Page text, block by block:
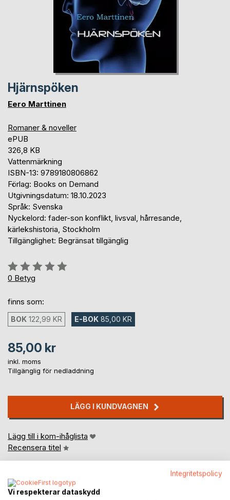
Hjärnspöken
Eero Marttinen
Romaner & noveller
ePUB
326,8 KB
Vattenmärkning
ISBN-13: 9789180806862
Förlag: Books on Demand
Utgivningsdatum: 18.10.2023
Språk: Svenska
Nyckelord: fader-son konflikt, livsval, hårresande,
kärlekshistoria, Stockholm
Tillgänglighet: Begränsat tillgänglig
Betyg::
0%
0 Betyg
finns som:
BOK 122,99 KR E-BOK 85,00 KR
85,00 kr
inkl. moms
Tillgänglig för nedladdning
LÄGG I KUNDVAGNEN
Lägg till i kom-ihåglista
Recensera titel
Integritetspolicy
Vi respekterar dataskydd